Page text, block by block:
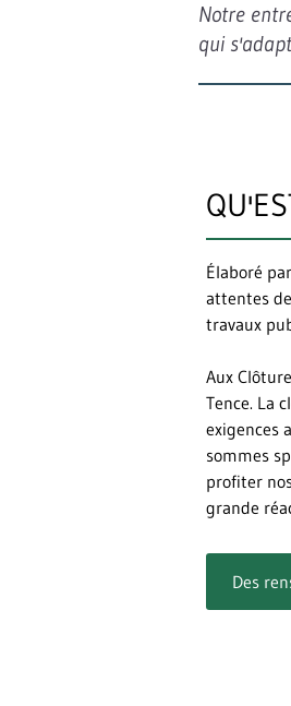
Notre
qui
Élaboré
attentes
travaux
Aux
Tence. La
exigences
sommes
profiter
grande
Des